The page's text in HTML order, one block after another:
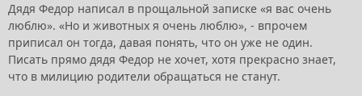
Дядя Федор написал в прощальной записке «я вас очень
люблю». «Но и животных я очень люблю», - впрочем
приписал он тогда, давая понять, что он уже не один.
Писать прямо дядя Федор не хочет, хотя прекрасно знает,
что в милицию родители обращаться не станут.